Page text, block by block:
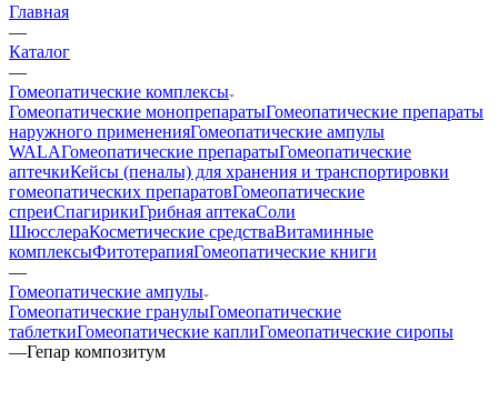
Главная
—
Каталог
—
Гомеопатические комплексы
Гомеопатические монопрепаратыГомеопатические препараты
наружного примененияГомеопатические ампулы
WALAГомеопатические препаратыГомеопатические
аптечкиКейсы (пеналы) для хранения и транспортировки
гомеопатических препаратовГомеопатические
спреиСпагирикиГрибная аптекаСоли
ШюсслераКосметические средстваВитаминные
комплексыФитотерапияГомеопатические книги
—
Гомеопатические ампулы
Гомеопатические гранулыГомеопатические
таблеткиГомеопатические каплиГомеопатические сиропы
—Гепар композитум